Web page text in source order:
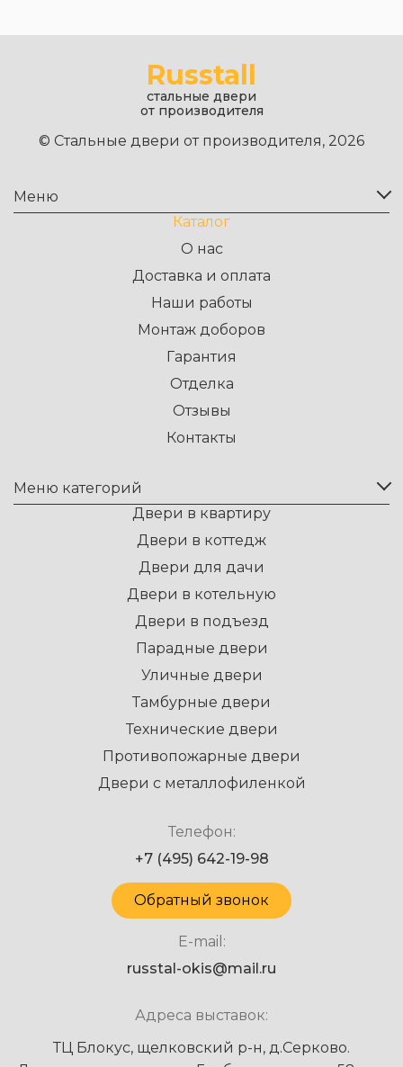
Russtall
стальные двери
от производителя
© Стальные двери от производителя, 2026
Меню
Каталог
О нас
Доставка и оплата
Наши работы
Монтаж доборов
Гарантия
Отделка
Отзывы
Контакты
Меню категорий
Двери в квартиру
Двери в коттедж
Двери для дачи
Двери в котельную
Двери в подъезд
Парадные двери
Уличные двери
Тамбурные двери
Технические двери
Противопожарные двери
Двери с металлофиленкой
Телефон:
+7 (495) 642-19-98
Обратный звонок
E-mail:
russtal-okis@mail.ru
Адреса выставок:
ТЦ Блокус, щелковский р-н, д.Серково.